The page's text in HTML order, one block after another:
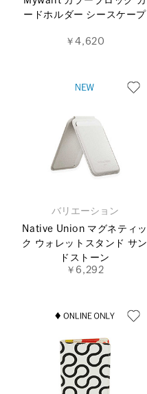
ードホルダー シースケープ
￥4,620
バリエーション
Native Union マグネティッ
ク ウォレットスタンド サン
ドストーン
￥6,292